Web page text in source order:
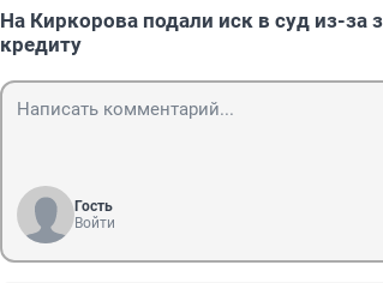
На Киркорова подали иск в суд из-за
кредиту
Гость
Войти